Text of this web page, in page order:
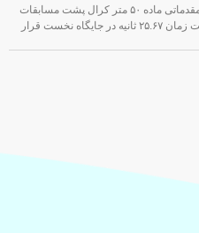
هومر عباسی، شناگر تیم ملی ایران، در دور مقدماتی ماده ۵۰ متر کرال پشت مسابقات